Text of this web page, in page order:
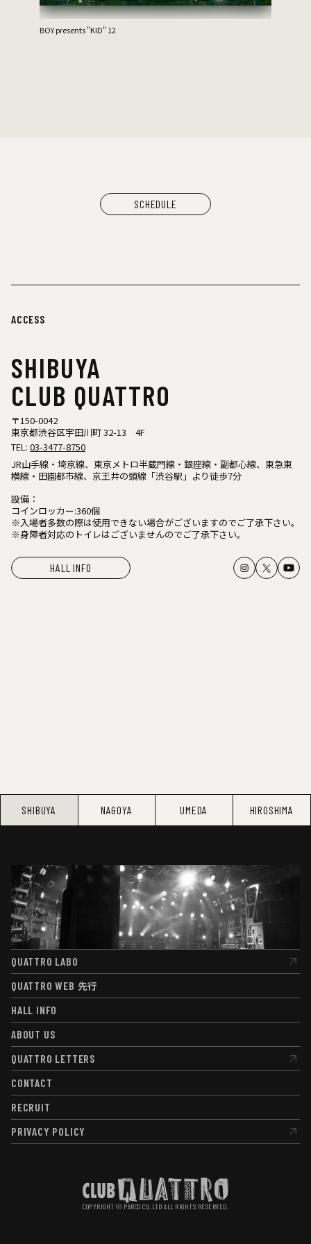
BOY presents "KID" 12
SCHEDULE
ACCESS
SHIBUYA
CLUB QUATTRO
〒150-0042
東京都渋谷区宇田川町 32-13 4F
TEL: 03-3477-8750
JR山手線・埼京線、東京メトロ半蔵門線・銀座線・副都心線、東急東
横線・田園都市線、京王井の頭線「渋谷駅」より徒歩7分
設備：
コインロッカー:360個
※入場者多数の際は使用できない場合がございますのでご了承下さい。
※身障者対応のトイレはございませんのでご了承下さい。
HALL INFO
SHIBUYA NAGOYA UMEDA HIROSHIMA
QUATTRO LABO
QUATTRO LABO
QUATTRO WEB 先行
QUATTRO WEB先行
HALL INFO
HALL INFO
ABOUT US
ABOUT US
QUATTRO LETTERS
QUATTRO LETTERS
CONTACT
CONTACT
RECRUIT
RECRUIT
PRIVACY POLICY
PRIVACY POLICY
COPYRIGHT © PARCO CO,.LTD ALL RIGHTS RESERVED.